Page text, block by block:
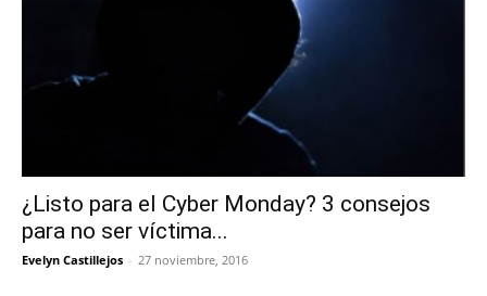
¿Listo para el Cyber Monday? 3 consejos
para no ser víctima...
Evelyn Castillejos - 27 noviembre, 2016